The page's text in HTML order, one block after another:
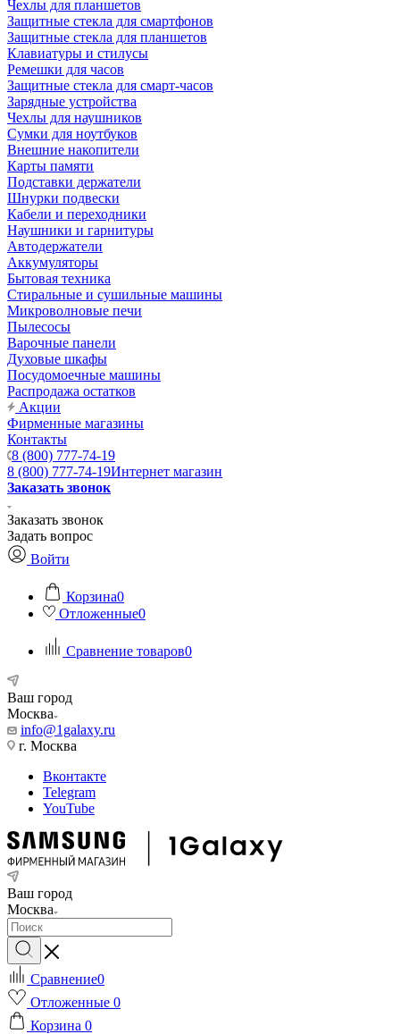
Чехлы для планшетов
Защитные стекла для смартфонов
Защитные стекла для планшетов
Клавиатуры и стилусы
Ремешки для часов
Защитные стекла для смарт-часов
Зарядные устройства
Чехлы для наушников
Сумки для ноутбуков
Внешние накопители
Карты памяти
Подставки держатели
Шнурки подвески
Кабели и переходники
Наушники и гарнитуры
Автодержатели
Аккумуляторы
Бытовая техника
Стиральные и сушильные машины
Микроволновые печи
Пылесосы
Варочные панели
Духовые шкафы
Посудомоечные машины
Распродажа остатков
Акции
Фирменные магазины
Контакты
8 (800) 777-74-19
8 (800) 777-74-19Интернет магазин
Заказать звонок
Заказать звонок
Задать вопрос
Войти
Корзина0
Отложенные0
Сравнение товаров0
Ваш город
Москва
info@1galaxy.ru
г. Москва
Вконтакте
Telegram
YouTube
Ваш город
Москва
Сравнение0
Отложенные 0
Корзина 0